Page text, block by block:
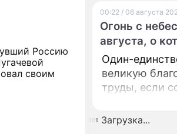
Россию
своим
00:22 / 06 августа
Огонь с
августа, о
Один-
великую
труды, если
Загрузка...